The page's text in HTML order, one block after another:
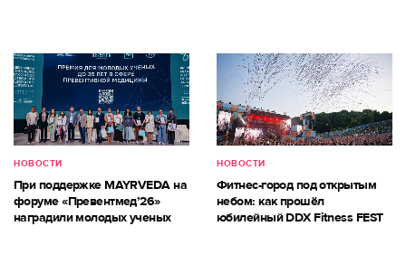
НОВОСТИ
При поддержке MAYRVEDA на
форуме «Превентмед’26»
наградили молодых ученых
НОВОСТИ
Фитнес-город под открытым
небом: как прошёл
юбилейный DDX Fitness FEST